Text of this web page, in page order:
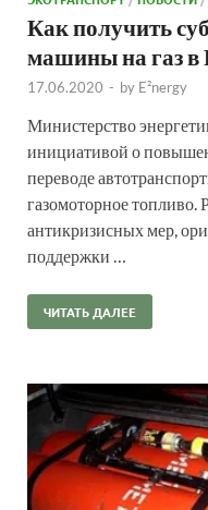
Как получить
машины на газ в
17.06.2020 - by E²nergy
Министерство
инициативой о
переводе
газомоторное топливо.
антикризисных мер,
поддержки …
ЧИТАТЬ ДАЛЕЕ